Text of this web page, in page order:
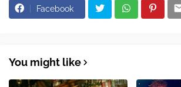
Facebook
You might like